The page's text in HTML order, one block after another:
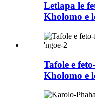
Letlapa le
Kholomo e
Tafole e
Kholomo e